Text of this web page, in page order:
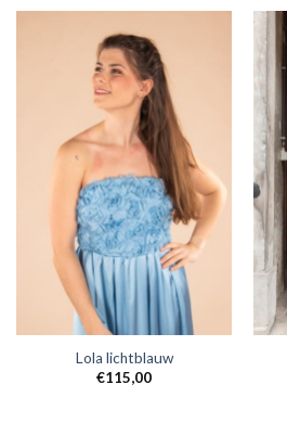
Lola lichtblauw
€115,00